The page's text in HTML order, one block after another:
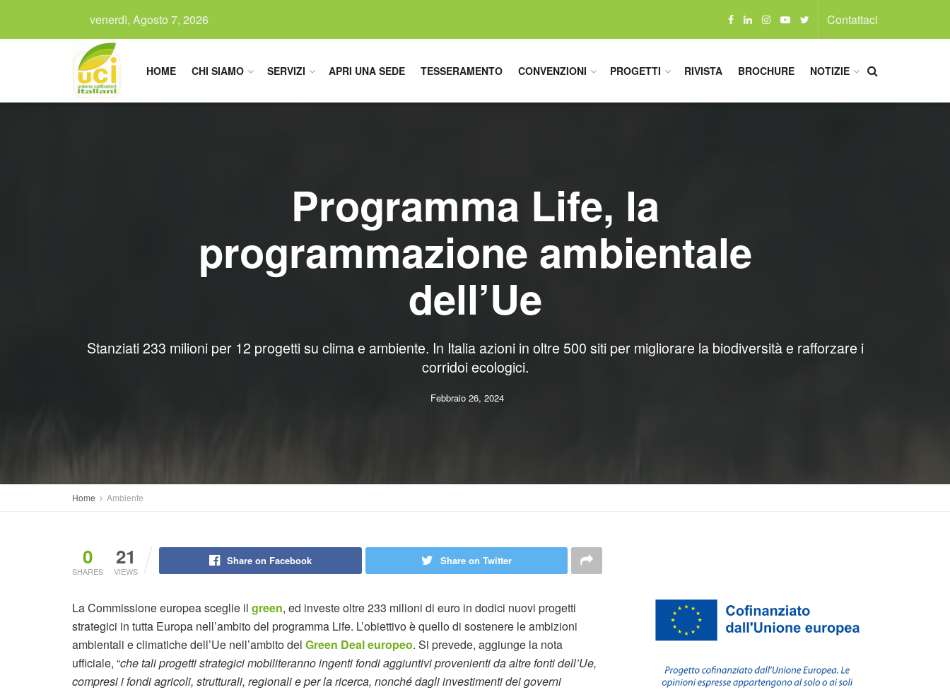
venerdì, Agosto 7, 2026 Contattaci
HOME CHI SIAMO SERVIZI APRI UNA SEDE TESSERAMENTO CONVENZIONI PROGETTI RIVISTA BROCHURE NOTIZIE
Programma Life, la
programmazione ambientale
dell’Ue
Stanziati 233 milioni per 12 progetti su clima e ambiente. In Italia azioni in oltre 500 siti per migliorare la biodiversità e rafforzare i
corridoi ecologici.
Febbraio 26, 2024
Home Ambiente
0
SHARES
21
VIEWS
Share on Facebook Share on Twitter
La Commissione europea sceglie il green, ed investe oltre 233 milioni di euro in dodici nuovi progetti
strategici in tutta Europa nell’ambito del programma Life. L’obiettivo è quello di sostenere le ambizioni
ambientali e climatiche dell’Ue nell’ambito del Green Deal europeo. Si prevede, aggiunge la nota
ufficiale, “che tali progetti strategici mobiliteranno ingenti fondi aggiuntivi provenienti da altre fonti dell’Ue,
compresi i fondi agricoli, strutturali, regionali e per la ricerca, nonché dagli investimenti dei governi